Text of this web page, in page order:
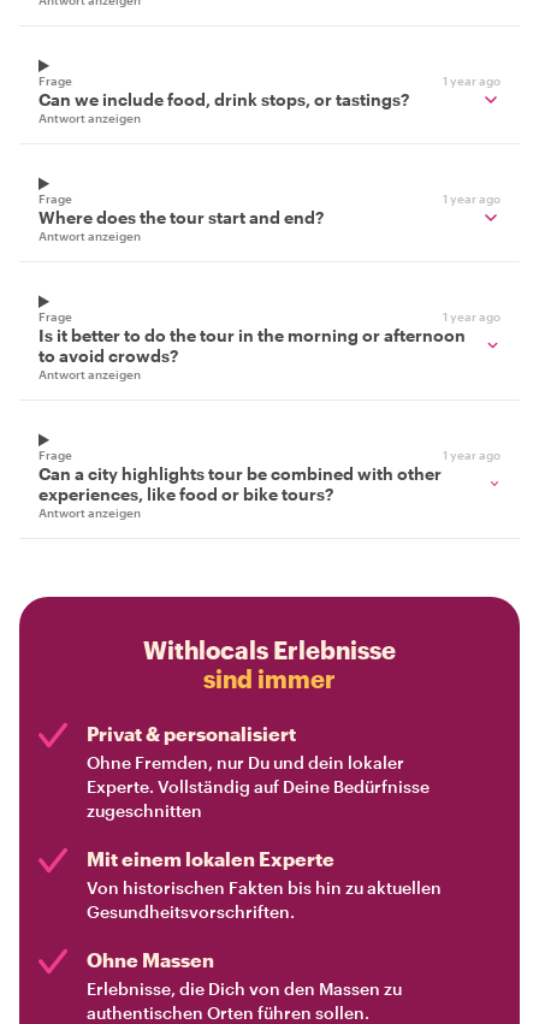
Frage 1 year ago
Can we include food, drink stops, or tastings?
Antwort anzeigen
Frage 1 year ago
Where does the tour start and end?
Antwort anzeigen
Frage 1 year ago
Is it better to do the tour in the morning or afternoon
to avoid crowds?
Antwort anzeigen
Frage 1 year ago
Can a city highlights tour be combined with other
experiences, like food or bike tours?
Antwort anzeigen
Withlocals Erlebnisse
sind immer
Privat & personalisiert
Ohne Fremden, nur Du und dein lokaler
Experte. Vollständig auf Deine Bedürfnisse
zugeschnitten
Mit einem lokalen Experte
Von historischen Fakten bis hin zu aktuellen
Gesundheitsvorschriften.
Ohne Massen
Erlebnisse, die Dich von den Massen zu
authentischen Orten führen sollen.